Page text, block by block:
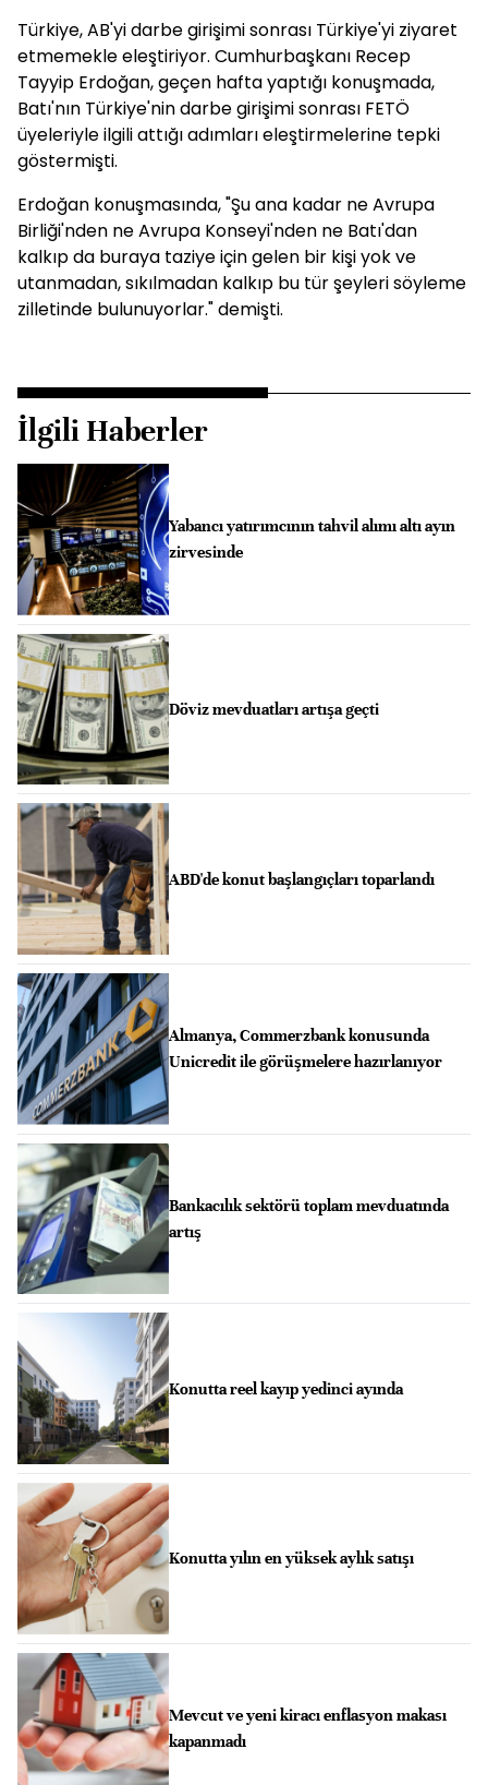
Türkiye, AB'yi darbe girişimi sonrası Türkiye'yi ziyaret
etmemekle eleştiriyor. Cumhurbaşkanı Recep
Tayyip Erdoğan, geçen hafta yaptığı konuşmada,
Batı'nın Türkiye'nin darbe girişimi sonrası FETÖ
üyeleriyle ilgili attığı adımları eleştirmelerine tepki
göstermişti.
Erdoğan konuşmasında, "Şu ana kadar ne Avrupa
Birliği'nden ne Avrupa Konseyi'nden ne Batı'dan
kalkıp da buraya taziye için gelen bir kişi yok ve
utanmadan, sıkılmadan kalkıp bu tür şeyleri söyleme
zilletinde bulunuyorlar." demişti.
İlgili Haberler
Yabancı yatırımcının tahvil alımı altı ayın
zirvesinde
Döviz mevduatları artışa geçti
ABD'de konut başlangıçları toparlandı
Almanya, Commerzbank konusunda
Unicredit ile görüşmelere hazırlanıyor
Bankacılık sektörü toplam mevduatında
artış
Konutta reel kayıp yedinci ayında
Konutta yılın en yüksek aylık satışı
Mevcut ve yeni kiracı enflasyon makası
kapanmadı